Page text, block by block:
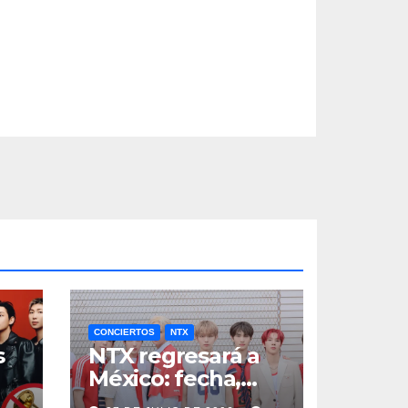
CONCIERTOS NTX
NTX regresará a
México: fecha,
boletos y